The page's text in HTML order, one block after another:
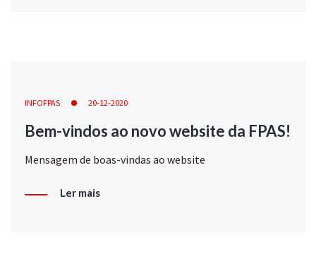
INFOFPAS 20-12-2020
Bem-vindos ao novo website da FPAS!
Mensagem de boas-vindas ao website
Ler mais